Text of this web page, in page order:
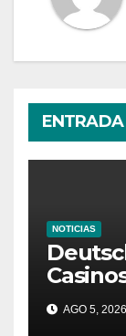
NOTICIAS
AGO 5, 2026